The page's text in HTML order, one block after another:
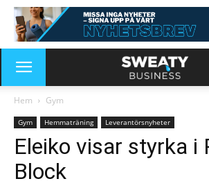
Hem Gym
Gym Hemmaträning Leverantörsnyheter
Eleiko visar styrka i
Block